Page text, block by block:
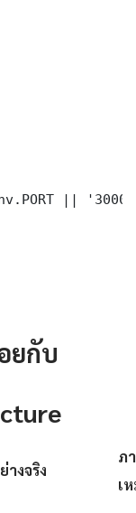
||
ยกับ
างจริง
ภ
เ